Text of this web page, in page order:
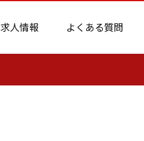
求人情報 よくある質問